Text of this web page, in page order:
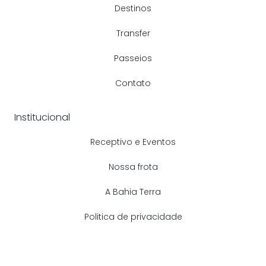
Institucional
Receptivo e Eventos
Nossa frota
A Bahia Terra
Politica de privacidade
Destinos
Transfer
Passeios
Contato